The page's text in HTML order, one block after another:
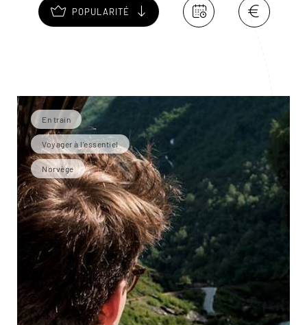
POPULARITÉ
En train
Voyager à l’essentiel
Norvège